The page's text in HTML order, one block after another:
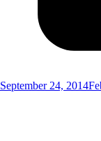
September 24, 2014